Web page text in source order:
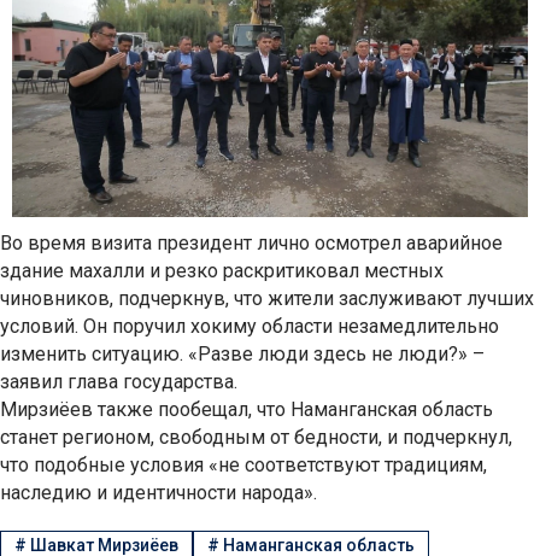
Во время визита президент лично осмотрел аварийное
здание махалли и резко раскритиковал местных
чиновников, подчеркнув, что жители заслуживают лучших
условий. Он поручил хокиму области незамедлительно
изменить ситуацию. «Разве люди здесь не люди?» –
заявил глава государства.
Мирзиёев также пообещал, что Наманганская область
станет регионом, свободным от бедности, и подчеркнул,
что подобные условия «не соответствуют традициям,
наследию и идентичности народа».
# Шавкат Мирзиёев # Наманганская область